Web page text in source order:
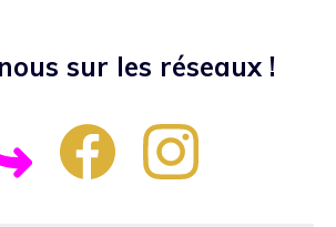
sur les réseaux !